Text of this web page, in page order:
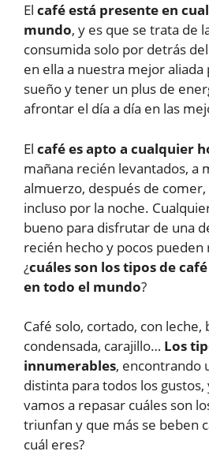
El café está presente en
mundo, y es que se trata de
consumida solo por detrás
en ella a nuestra mejor
sueño y tener un plus de
afrontar el día a día en las
El café es apto a cualquier
mañana recién levantados, a
almuerzo, después de
incluso por la noche.
bueno para disfrutar de una
recién hecho y pocos pueden
¿cuáles son los tipos de
en todo el mundo?
Café solo, cortado, con
condensada, carajillo… Los
innumerables, encontrando
distinta para todos los
vamos a repasar cuáles son
triunfan y que más se beben
cuál eres?